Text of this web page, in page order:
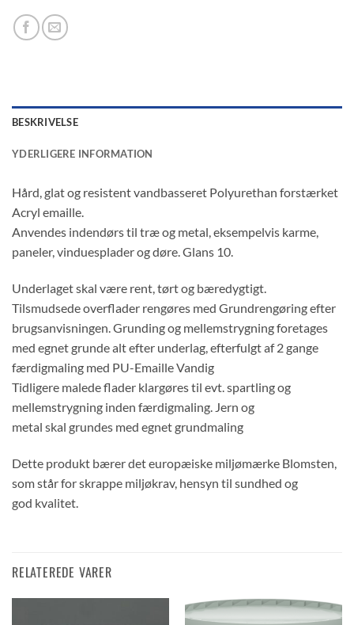
BESKRIVELSE
YDERLIGERE INFORMATION
Hård, glat og resistent vandbasseret Polyurethan forstærket
Acryl emaille.
Anvendes indendørs til træ og metal, eksempelvis karme,
paneler, vinduesplader og døre. Glans 10.
Underlaget skal være rent, tørt og bæredygtigt.
Tilsmudsede overflader rengøres med Grundrengøring efter
brugsanvisningen. Grunding og mellemstrygning foretages
med egnet grunde alt efter underlag, efterfulgt af 2 gange
færdigmaling med PU-Emaille Vandig
Tidligere malede flader klargøres til evt. spartling og
mellemstrygning inden færdigmaling. Jern og
metal skal grundes med egnet grundmaling
Dette produkt bærer det europæiske miljømærke Blomsten,
som står for skrappe miljøkrav, hensyn til sundhed og
god kvalitet.
RELATEREDE VARER